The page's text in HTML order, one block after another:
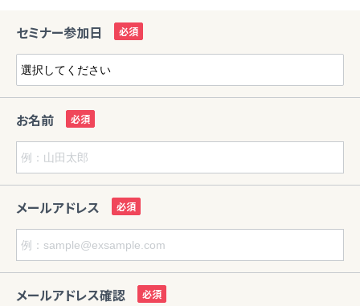
セミナー参加日
お名前
メールアドレス
メールアドレス確認